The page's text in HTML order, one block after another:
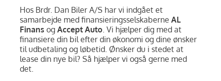
Hos Brdr. Dan Biler A/S har vi indgået et
samarbejde med finansieringsselskaberne AL
Finans og Accept Auto. Vi hjælper dig med at
finansiere din bil efter din økonomi og dine ønsker
til udbetaling og løbetid. Ønsker du i stedet at
lease din nye bil? Så hjælper vi også gerne med
det.